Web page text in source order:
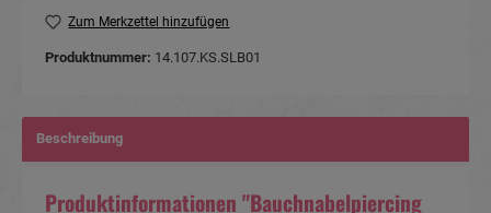
Zum Merkzettel hinzufügen
Produktnummer: 14.107.KS.SLB01
Beschreibung
Produktinformationen "Bauchnabelpiercing